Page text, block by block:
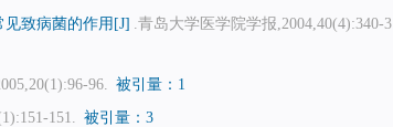
致病菌的作用[J] .青岛大学医学院学报,2004,40(4):340-3
96. 被引量：1
151. 被引量：3